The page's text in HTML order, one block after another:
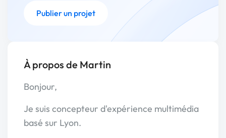
Publier un projet
À propos de Martin
Bonjour,
Je suis concepteur d'expérience multimédia
basé sur Lyon.